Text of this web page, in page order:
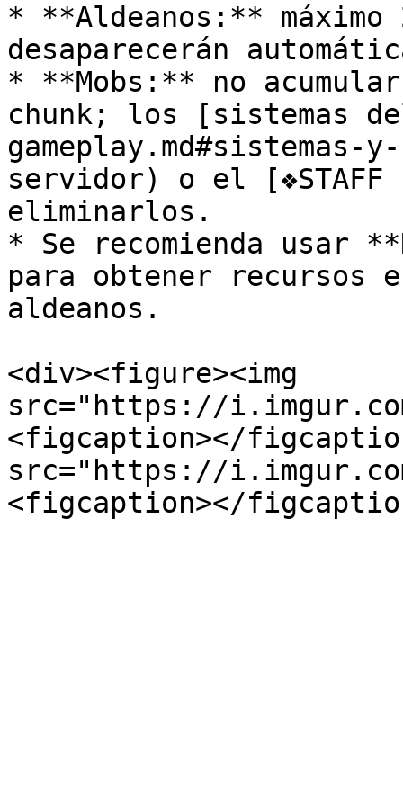
* **Aldeanos:** máximo
desaparecerán
* **Mobs:** no
chunk; los [sistemas
gameplay.md#sistemas-
servidor) o el
eliminarlos.
* Se recomienda usar
para obtener recursos
aldeanos.
<div><figure><img
src="https://
<figcaption></
src="https://